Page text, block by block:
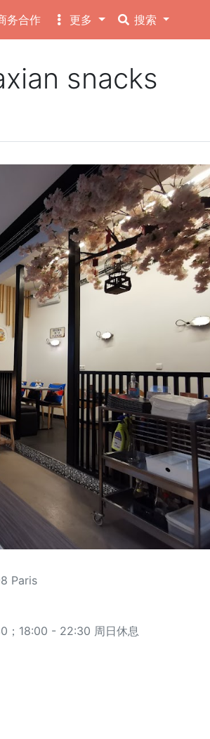
务合作 更多 搜索
snacks
Paris
；18:00 - 22:30 周日休息